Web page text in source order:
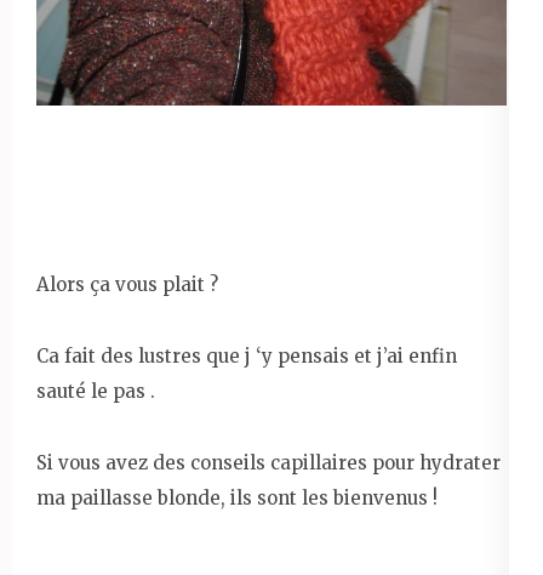
Alors ça vous plait ?
Ca fait des lustres que j ‘y pensais et j’ai enfin
sauté le pas .
Si vous avez des conseils capillaires pour hydrater
ma paillasse blonde, ils sont les bienvenus !